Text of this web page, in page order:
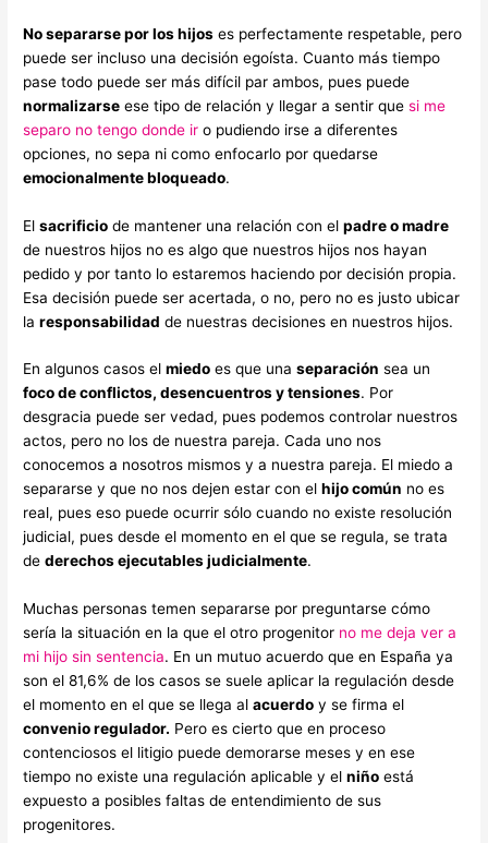
No separarse por los hijos es perfectamente respetable, pero
puede ser incluso una decisión egoísta. Cuanto más tiempo
pase todo puede ser más difícil par ambos, pues puede
normalizarse ese tipo de relación y llegar a sentir quesi me
separo no tengo donde ir o pudiendo irse a diferentes
opciones, no sepa ni como enfocarlo por quedarse
emocionalmente bloqueado.
Elsacrificio de mantener una relación con elpadre o madre
de nuestros hijos no es algo que nuestros hijos nos hayan
pedido y por tanto lo estaremos haciendo por decisión propia.
Esa decisión puede ser acertada, o no, pero no es justo ubicar
laresponsabilidad de nuestras decisiones en nuestros hijos.
En algunos casos elmiedo es que unaseparación sea un
foco de conflictos, desencuentros y tensiones. Por
desgracia puede ser vedad, pues podemos controlar nuestros
actos, pero no los de nuestra pareja. Cada uno nos
conocemos a nosotros mismos y a nuestra pareja. El miedo a
separarse y que no nos dejen estar con elhijo común no es
real, pues eso puede ocurrir sólo cuando no existe resolución
judicial, pues desde el momento en el que se regula, se trata
dederechos ejecutables judicialmente.
Muchas personas temen separarse por preguntarse cómo
sería la situación en la que el otro progenitor no me deja ver a
mi hijo sin sentencia. En un mutuo acuerdo que en España ya
son el 81,6% de los casos se suele aplicar la regulación desde
el momento en el que se llega alacuerdo y se firma el
convenio regulador. Pero es cierto que en proceso
contenciosos el litigio puede demorarse meses y en ese
tiempo no existe una regulación aplicable y elniño está
expuesto a posibles faltas de entendimiento de sus
progenitores.